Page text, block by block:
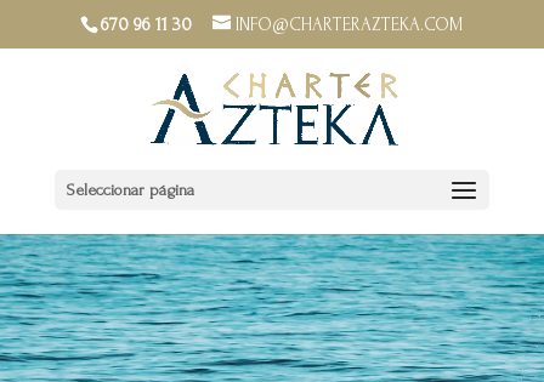
670 96 11 30 INFO@CHARTERAZTEKA.COM
Seleccionar página